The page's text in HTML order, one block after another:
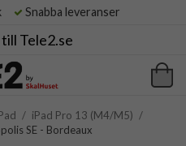
Snabba leveranser
Tele2.se
/ iPad Pro 13 (M4/M5) /
SE - Bordeaux